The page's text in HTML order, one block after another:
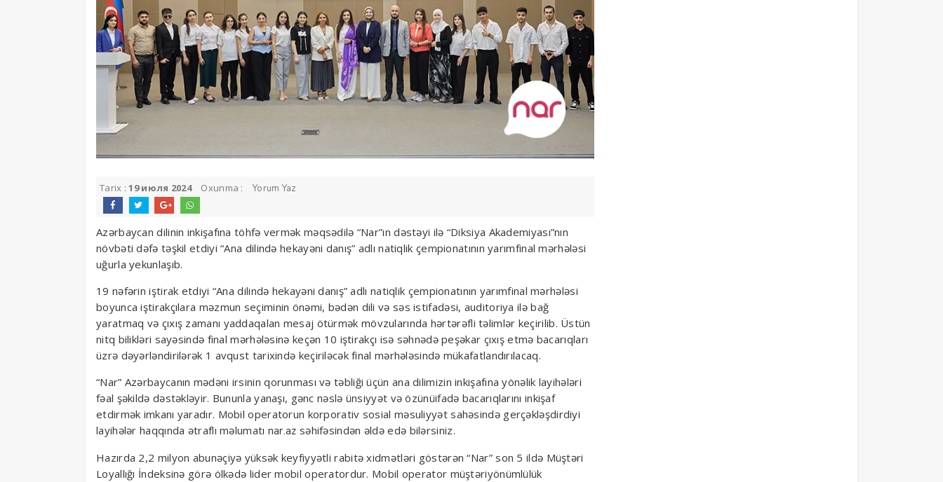
Tarix :19 июля 2024 Oxunma : Yorum Yaz
Azərbaycan dilinin inkişafına töhfə vermək məqsədilə “Nar”ın dəstəyi ilə “Diksiya Akademiyası”nın
növbəti dəfə təşkil etdiyi “Ana dilində hekayəni danış” adlı natiqlik çempionatının yarımfinal mərhələsi
uğurla yekunlaşıb.
19 nəfərin iştirak etdiyi “Ana dilində hekayəni danış” adlı natiqlik çempionatının yarımfinal mərhələsi
boyunca iştirakçılara məzmun seçiminin önəmi, bədən dili və səs istifadəsi, auditoriya ilə bağ
yaratmaq və çıxış zamanı yaddaqalan mesaj ötürmək mövzularında hərtərəfli təlimlər keçirilib. Üstün
nitq bilikləri sayəsində final mərhələsinə keçən 10 iştirakçı isə səhnədə peşəkar çıxış etmə bacarıqları
üzrə dəyərləndirilərək 1 avqust tarixində keçiriləcək final mərhələsində mükafatlandırılacaq.
“Nar” Azərbaycanın mədəni irsinin qorunması və təbliği üçün ana dilimizin inkişafına yönəlik layihələri
fəal şəkildə dəstəkləyir. Bununla yanaşı, gənc nəslə ünsiyyət və özünüifadə bacarıqlarını inkişaf
etdirmək imkanı yaradır. Mobil operatorun korporativ sosial məsuliyyət sahəsində gerçəkləşdirdiyi
layihələr haqqında ətraflı məlumatı nar.az səhifəsindən əldə edə bilərsiniz.
Hazırda 2,2 milyon abunəçiyə yüksək keyfiyyətli rabitə xidmətləri göstərən “Nar” son 5 ildə Müştəri
Loyallığı İndeksinə görə ölkədə lider mobil operatordur. Mobil operator müştəriyönümlülük